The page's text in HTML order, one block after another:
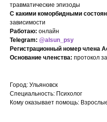
травматические эпизоды
С какими коморбидными
зависимости
Работаю: онлайн
Telegram: @alsun_psy
Регистрационный номер члена
Основание членства: протокол
Город: Ульяновск
Специальность: Психолог
Кому оказывает помощь: